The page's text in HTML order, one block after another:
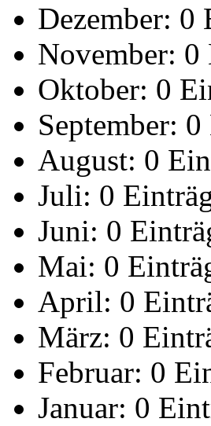
Dezember: 0
November: 0
Oktober: 0
September: 0
August: 0
Juli: 0
Juni: 0
Mai: 0
April: 0
März: 0
Februar: 0
Januar: 0